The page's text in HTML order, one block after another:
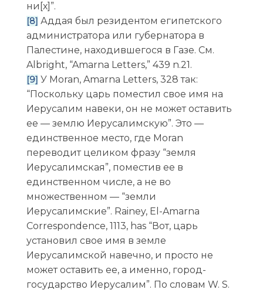
ни[х]”.
[8] Аддая был резидентом египетского
администратора или губернатора в
Палестине, находившегося в Газе. См.
Albright, “Amarna Letters,” 439 n.21.
[9] У Moran, Amarna Letters, 328 так:
“Поскольку царь поместил свое имя на
Иерусалим навеки, он не может оставить
ее — землю Иерусалимскую”. Это —
единственное место, где Moran
переводит целиком фразу “земля
Иерусалимская”, поместив ее в
единственном числе, а не во
множественном — “земли
Иерусалимские”. Rainey, El-Amarna
Correspondence, 1113, has “Вот, царь
установил свое имя в земле
Иерусалимской навечно, и просто не
может оставить ее, а именно, город-
государство Иерусалим”. По словам W. S.